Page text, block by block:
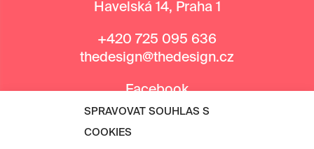
SPRAVOVAT SOUHLAS S
COOKIES
Havelská 14, Praha 1
+420 725 095 636
thedesign@thedesign.cz
Facebook
Instagram